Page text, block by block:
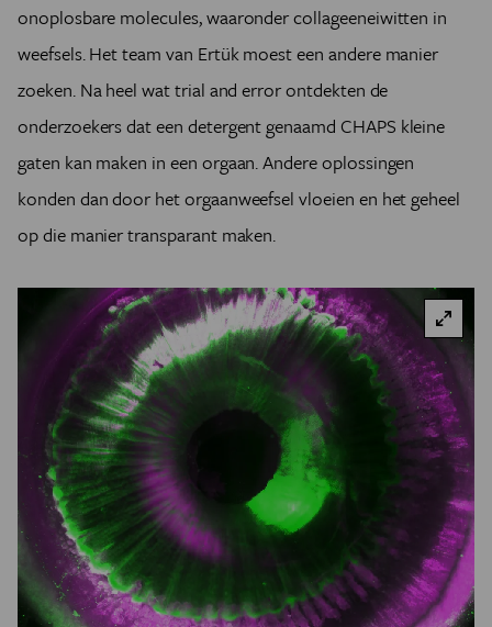
onoplosbare molecules, waaronder collageeneiwitten in
weefsels. Het team van Ertük moest een andere manier
zoeken. Na heel wat trial and error ontdekten de
onderzoekers dat een detergent genaamd CHAPS kleine
gaten kan maken in een orgaan. Andere oplossingen
konden dan door het orgaanweefsel vloeien en het geheel
op die manier transparant maken.